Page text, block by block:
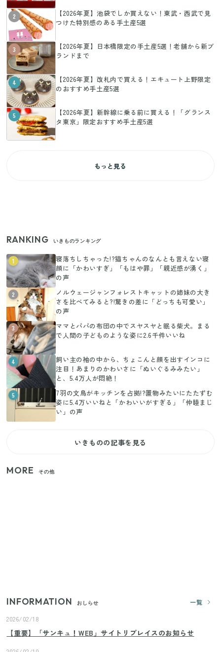
2
【2026年夏】池袋でしか買えない！東武・西武で見
つけた特別感のある手土産5選
3
【2026年夏】日本橋限定の手土産5選！老舗から新ブ
ランドまで
4
【2026年夏】改札内で買える！エキュート上野限定
のおすすめ手土産5選
5
【2026年夏】新幹線に乗る前に買える！「グランス
タ東京」限定おすすめ手土産5選
もっと見る
RANKING いきものランキング
1
寝落ちしちゃった!?猫ちゃんのなんとも言えない寝
顔に「かわいすぎ」「もはや罪」「親近感が湧く」
の声
2
ノルウェージャンフォレストキャットの姉妹の大き
さを比べてみると?!驚きの差に「どっちも可愛い」
の声
3
ママとパパの布団の中でスヤスヤと眠る柴犬。まる
で人間の子どものような姿に2.6千件いいね
4
飼い主の袖の中から、ちょこんと顔を出すインコに
注目！あまりのかわいさに「ぬいぐるみみたい」
と、5.4万人が悶絶！
5
7羽の文鳥がキッチンを占拠!?置物みたいにたたずむ
姿に5.4万いいねと「かわいいがすぎる」「仲睦まじ
い」の声
いきものの記事を見る
MORE その他
INFORMATION おしらせ
一覧
2026/02/18
【重要】「サンキュ！WEB」サイトリプレイスのお知らせ